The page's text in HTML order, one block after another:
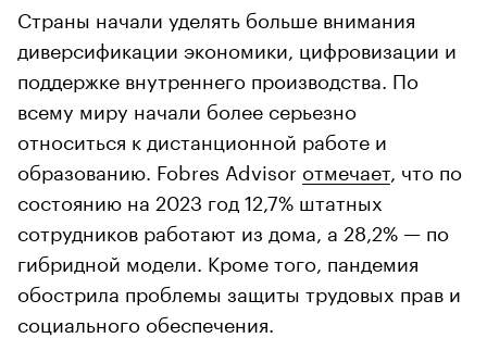
Страны начали уделять больше внимания
диверсификации экономики, цифровизации и
поддержке внутреннего производства. По
всему миру начали более серьезно
относиться к дистанционной работе и
образованию. Fobres Advisor отмечает, что по
состоянию на 2023 год 12,7% штатных
сотрудников работают из дома, а 28,2% — по
гибридной модели. Кроме того, пандемия
обострила проблемы защиты трудовых прав и
социального обеспечения.